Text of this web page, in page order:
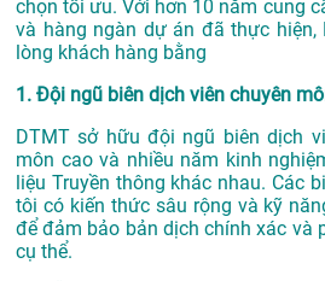
chọn tối ưu. Với hơn 10 năm cung
và hàng ngàn dự án đã thực hiện,
lòng khách hàng bằng
1. Đội ngũ biên dịch viên chuyên
DTMT sở hữu đội ngũ biên dịch
môn cao và nhiều năm kinh
liệu Truyền thông khác nhau. Các
tôi có kiến thức sâu rộng và kỹ
để đảm bảo bản dịch chính xác và
cụ thể.